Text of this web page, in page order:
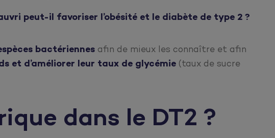
peut-il favoriser l’obésité et le diabète de type 2 ?
bactériennes afin de mieux les connaître et afin
et d’améliorer leur taux de glycémie (taux de sucre
dans le DT2 ?